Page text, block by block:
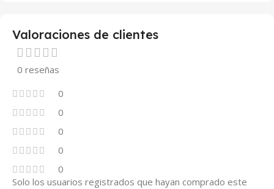
Valoraciones de clientes
0 reseñas
0
0
0
0
0
Solo los usuarios registrados que hayan comprado este